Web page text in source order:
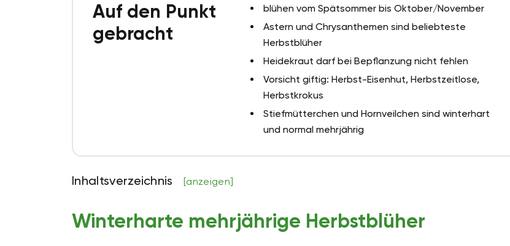
Auf den Punkt
gebracht
blühen vom Spätsommer bis Oktober/November
Astern und Chrysanthemen sind beliebteste
Herbstblüher
Heidekraut darf bei Bepflanzung nicht fehlen
Vorsicht giftig: Herbst-Eisenhut, Herbstzeitlose,
Herbstkrokus
Stiefmütterchen und Hornveilchen sind winterhart
und normal mehrjährig
Inhaltsverzeichnis [anzeigen]
Winterharte mehrjährige Herbstblüher